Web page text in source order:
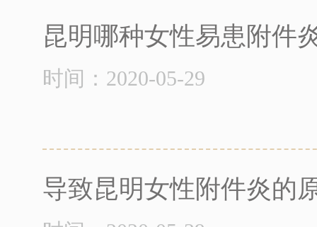
昆明哪种女性易患附件
时间：2020-05-29
导致昆明女性附件炎的